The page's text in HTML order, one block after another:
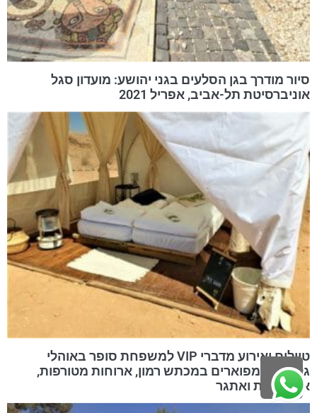
סיור מודרך בגן הסלעים בגני יהושע: מועדון סגל
אוניברסיטת תל-אביב, אפריל 2021
טיולים ואירוע מדברי VIP למשפחת סופר באוהלי
גלמפינג מפוארים במכתש רמון, ארוחות מטורפות,
אטרקציות ואתגר
גלילה
לראש